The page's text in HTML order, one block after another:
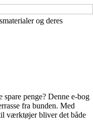
og deres
penge? Denne e-bog
fra bunden. Med
værktøjer bliver det både